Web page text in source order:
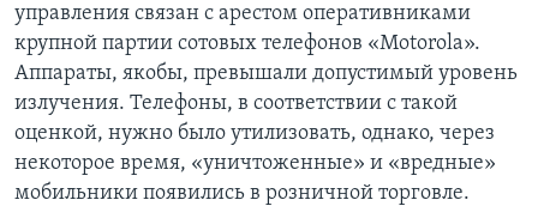
управления связан с арестом оперативниками
крупной партии сотовых телефонов «Motorola».
Аппараты, якобы, превышали допустимый уровень
излучения. Телефоны, в соответствии с такой
оценкой, нужно было утилизовать, однако, через
некоторое время, «уничтоженные» и «вредные»
мобильники появились в розничной торговле.